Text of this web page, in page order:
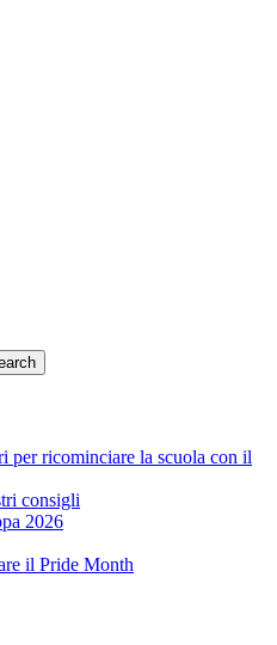
ricominciare la scuola con il
consigli
2026
il Pride Month